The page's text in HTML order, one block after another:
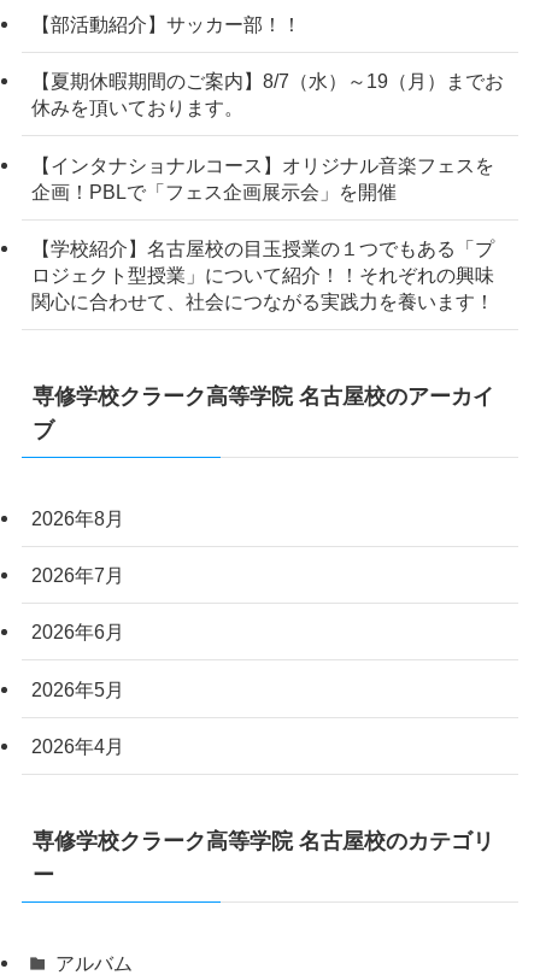
【部活動紹介】サッカー部！！
【夏期休暇期間のご案内】8/7（水）～19（月）までお
休みを頂いております。
【インタナショナルコース】オリジナル音楽フェスを
企画！PBLで「フェス企画展示会」を開催
【学校紹介】名古屋校の目玉授業の１つでもある「プ
ロジェクト型授業」について紹介！！それぞれの興味
関心に合わせて、社会につながる実践力を養います！
専修学校クラーク高等学院 名古屋校のアーカイ
ブ
2026年8月
2026年7月
2026年6月
2026年5月
2026年4月
専修学校クラーク高等学院 名古屋校のカテゴリ
ー
アルバム